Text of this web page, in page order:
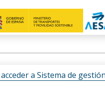
a Sistema de